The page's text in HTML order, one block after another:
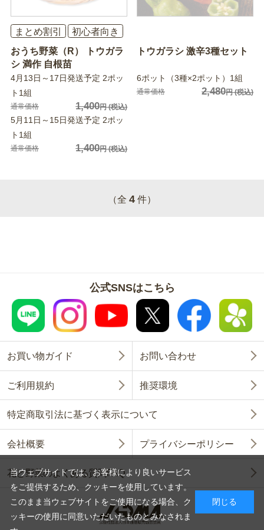
まとめ割引
初心者向き
おうち野菜（R） トウガラ
シ 満作 自根苗
4月13日～17日発送予定 2ポッ
ト1組
通常価格 1,400円(税込)
5月11日～15日発送予定 2ポッ
ト1組
通常価格 1,400円(税込)
トウガラシ 激辛3種セット
6ポット（3種×2ポット）1組
通常価格 2,480円(税込)
（全 4 件）
公式SNSはこちら
お買い物ガイド お問い合わせ
ご利用規約 推奨環境
特定商取引法に基づく表示について
会社概要 プライバシーポリシー
花と野菜のよくある質問FAQ
当ウェブサイトでは、お客様により良いサービス
をご提供するため、クッキーを使用しています。
このまま当ウェブサイトをご使用になる場合、ク
ッキーの使用に同意いただいたものとみなされま
閉じる